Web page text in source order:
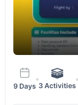
9 Days 3 Activities